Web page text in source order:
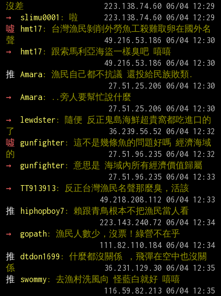
沒差
→
slimu0001 : 啦
噓
hmt17 : 台灣漁民剝削外勞魚工殺雞取卵在國外名
聲
→
hmt17 : 跟索馬利亞海盜一樣臭吧 嘻嘻
推
Amara: 漁民自己都不抗議 還投給民族敗類.
→
Amara: ..旁人要幫忙說什麼
→
lewdster : 隨便 反正鬼島海鮮超貴窩都吃進口的
了
噓
gunfighter : 這不是幾條魚的問題好嗎 經濟海域
的
→
gunfighter : 意思是 海域內所有經濟價值歸屬
→
TT913913 : 反正台灣漁民名聲那麼臭，活該
推
hiphopboy7 : 賴跟青鳥根本不把漁民當人看
→
gopath: 漁民人數少，沒票！綠營不在乎
推
dtdon1699 : 什麼都沒關係 ，飛彈在空中也沒關
係
推
swommy : 去漁村洗風向 怪藍白就好 嘻嘻